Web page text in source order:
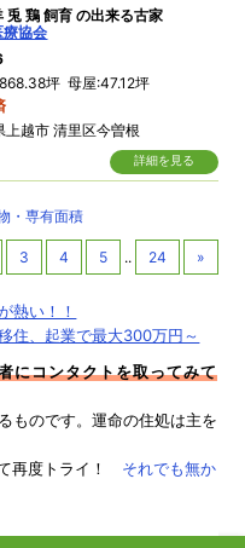
兎 鶏 飼育 の出来る古家
療協会
坪 母屋:47.12坪
上越市 清里区今曽根
詳細を見る
・専有面積
3 4 5 .. 24 »
熱い！！
住、起業で最大300万円～
にコンタクトを取ってみて
ものです。運命の住処は主を
再度トライ！ それでも無か